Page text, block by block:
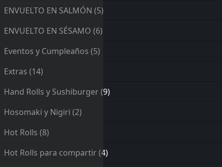
ENVUELTO EN SALMÓN (5)
ENVUELTO EN SÉSAMO (6)
Eventos y Cumpleaños (5)
Extras (14)
Hand Rolls y Sushiburger(9)
Hosomaki y Nigiri (2)
Hot Rolls (8)
Hot Rolls para compartir(4)